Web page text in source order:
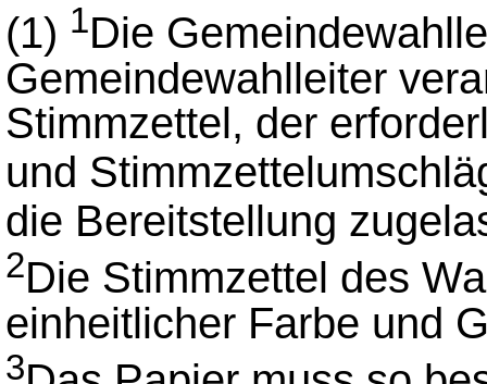
(1) 1Die
Gemeindewahlleiter
Stimmzettel, der
und
die Bereitstellung
2Die Stimmzettel des
einheitlicher Farbe und
3